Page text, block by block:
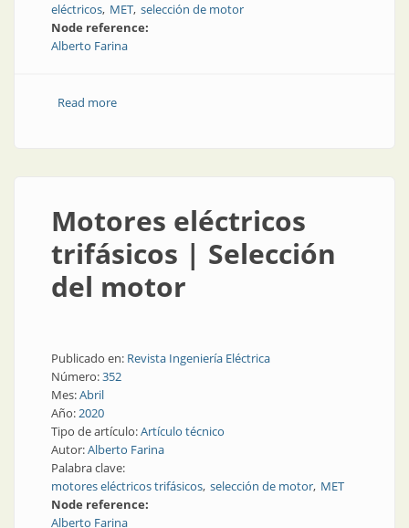
eléctricos MET selección de motor
Node reference:
Alberto Farina
Read moreabout Motores eléctricos trifásicos
Motores eléctricos
trifásicos | Selección
del motor
Publicado en: Revista Ingeniería Eléctrica
Número:352
Mes:Abril
Año:2020
Tipo de artículo:Artículo técnico
Autor:Alberto Farina
Palabra clave:
motores eléctricos trifásicos selección de motor MET
Node reference:
Alberto Farina